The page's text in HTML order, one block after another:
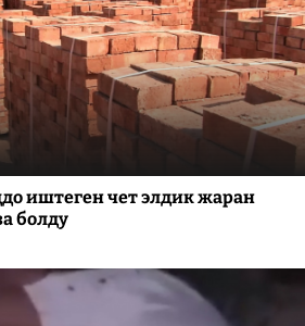
иштеген чет элдик жаран
болду